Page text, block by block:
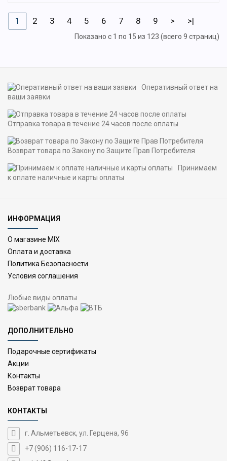
1 2 3 4 5 6 7 8 9 > >|
Показано с 1 по 15 из 123 (всего 9 страниц)
Оперативный ответ на
ваши заявки
Отправка товара в течение 24 часов после оплаты
Возврат товара по Закону по Защите Прав Потребителя
Принимаем
к оплате наличные и карты оплаты
ИНФОРМАЦИЯ
О магазине MIX
Оплата и доставка
Политика Безопасности
Условия соглашения
Любые виды оплаты
ДОПОЛНИТЕЛЬНО
Подарочные сертификаты
Акции
Контакты
Возврат товара
КОНТАКТЫ
г. Альметьевск, ул. Герцена, 96
+7 (906) 116-17-17